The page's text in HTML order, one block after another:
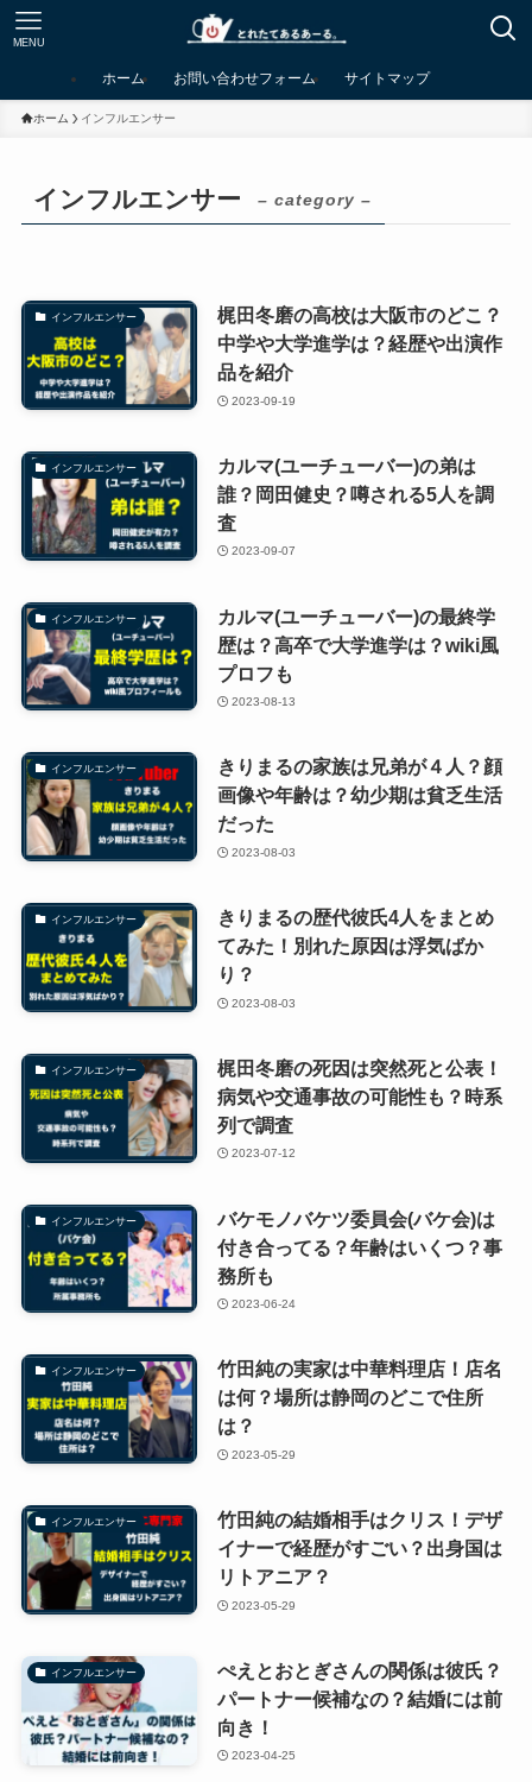
MENU
ホーム お問い合わせフォーム サイトマップ
ホーム インフルエンサー
インフルエンサー – category –
インフルエンサー
梶田冬磨の高校は大阪市のどこ？
中学や大学進学は？経歴や出演作
品を紹介
2023-09-19
インフルエンサー
カルマ(ユーチューバー)の弟は
誰？岡田健史？噂される5人を調
査
2023-09-07
インフルエンサー
カルマ(ユーチューバー)の最終学
歴は？高卒で大学進学は？wiki風
プロフも
2023-08-13
インフルエンサー
きりまるの家族は兄弟が４人？顔
画像や年齢は？幼少期は貧乏生活
だった
2023-08-03
インフルエンサー
きりまるの歴代彼氏4人をまとめ
てみた！別れた原因は浮気ばか
り？
2023-08-03
インフルエンサー
梶田冬磨の死因は突然死と公表！
病気や交通事故の可能性も？時系
列で調査
2023-07-12
インフルエンサー
バケモノバケツ委員会(バケ会)は
付き合ってる？年齢はいくつ？事
務所も
2023-06-24
インフルエンサー
竹田純の実家は中華料理店！店名
は何？場所は静岡のどこで住所
は？
2023-05-29
インフルエンサー
竹田純の結婚相手はクリス！デザ
イナーで経歴がすごい？出身国は
リトアニア？
2023-05-29
インフルエンサー
ぺえとおとぎさんの関係は彼氏？
パートナー候補なの？結婚には前
向き！
2023-04-25